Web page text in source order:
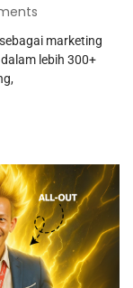
marketing
lebih 300+